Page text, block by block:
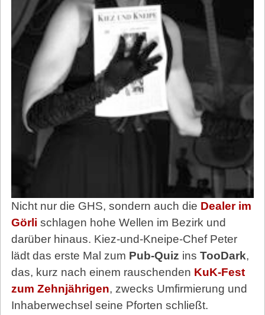
Nicht nur die GHS, sondern auch die Dealer im
Görli schlagen hohe Wellen im Bezirk und
darüber hinaus. Kiez-und-Kneipe-Chef Peter
lädt das erste Mal zum Pub-Quiz ins TooDark,
das, kurz nach einem rauschenden KuK-Fest
zum Zehnjährigen, zwecks Umfirmierung und
Inhaberwechsel seine Pforten schließt.